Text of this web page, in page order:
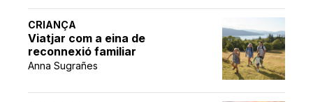
CRIANÇA
Viatjar com a eina de
reconnexió familiar
Anna Sugrañes